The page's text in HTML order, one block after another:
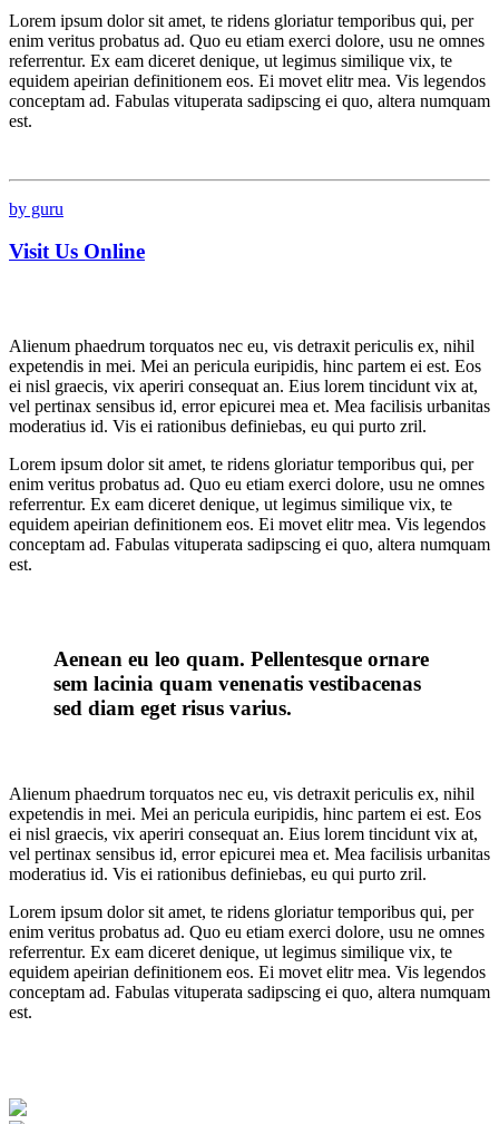
Lorem ipsum dolor sit amet, te ridens gloriatur temporibus qui, per
enim veritus probatus ad. Quo eu etiam exerci dolore, usu ne omnes
referrentur. Ex eam diceret denique, ut legimus similique vix, te
equidem apeirian definitionem eos. Ei movet elitr mea. Vis legendos
conceptam ad. Fabulas vituperata sadipscing ei quo, altera numquam
est.
by guru
Visit Us Online
Alienum phaedrum torquatos nec eu, vis detraxit periculis ex, nihil
expetendis in mei. Mei an pericula euripidis, hinc partem ei est. Eos
ei nisl graecis, vix aperiri consequat an. Eius lorem tincidunt vix at,
vel pertinax sensibus id, error epicurei mea et. Mea facilisis urbanitas
moderatius id. Vis ei rationibus definiebas, eu qui purto zril.
Lorem ipsum dolor sit amet, te ridens gloriatur temporibus qui, per
enim veritus probatus ad. Quo eu etiam exerci dolore, usu ne omnes
referrentur. Ex eam diceret denique, ut legimus similique vix, te
equidem apeirian definitionem eos. Ei movet elitr mea. Vis legendos
conceptam ad. Fabulas vituperata sadipscing ei quo, altera numquam
est.
Aenean eu leo quam. Pellentesque ornare
sem lacinia quam venenatis vestibacenas
sed diam eget risus varius.
Alienum phaedrum torquatos nec eu, vis detraxit periculis ex, nihil
expetendis in mei. Mei an pericula euripidis, hinc partem ei est. Eos
ei nisl graecis, vix aperiri consequat an. Eius lorem tincidunt vix at,
vel pertinax sensibus id, error epicurei mea et. Mea facilisis urbanitas
moderatius id. Vis ei rationibus definiebas, eu qui purto zril.
Lorem ipsum dolor sit amet, te ridens gloriatur temporibus qui, per
enim veritus probatus ad. Quo eu etiam exerci dolore, usu ne omnes
referrentur. Ex eam diceret denique, ut legimus similique vix, te
equidem apeirian definitionem eos. Ei movet elitr mea. Vis legendos
conceptam ad. Fabulas vituperata sadipscing ei quo, altera numquam
est.